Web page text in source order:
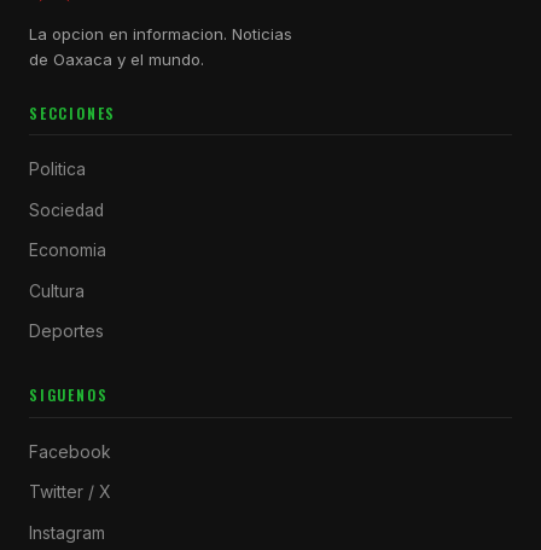
La opcion en informacion. Noticias
de Oaxaca y el mundo.
SECCIONES
Politica
Sociedad
Economia
Cultura
Deportes
SIGUENOS
Facebook
Twitter / X
Instagram